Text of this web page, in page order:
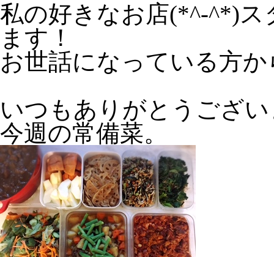
私の好きなお店(*^-^*)
ます！
お世話になっている方か
いつもありがとうござ
今週の常備菜。